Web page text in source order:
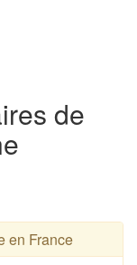
de
en France